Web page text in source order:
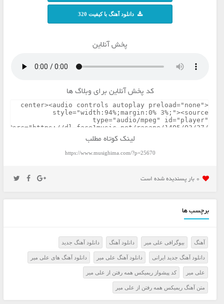
دانلود آهنگ با کیفیت 320
پخش آنلاین
کد پخش آنلاین برای وبلاگ ها
لینک کوتاه مطلب
https://www.musighima.com/?p=25670
0 بار پسنديده شده است
برچسب ها
آهنگ بیوگرافی علی میر دانلود آهنگ دانلود آهنگ جدید
دانلود آهنگ جدید ایرانی دانلود آهنگ علی میر دانلود آهنگ های علی میر
علی میر کد پیشواز ریمیکس همه رفتن از علی میر
متن آهنگ ریمیکس همه رفتن از علی میر